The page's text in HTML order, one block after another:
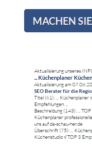
MACHEN
Aktualisierung unseres
... Küchenplaner
Aktualisierung am
SEO Berater für die
Titel (61): ... Küchenplaner
Empfehlungen ...
Beschreibung (143): ...
Küchenplaner
uns auf da-schau-her.de
Überschrift (75): ...
Küchenstudio √ TOP 3